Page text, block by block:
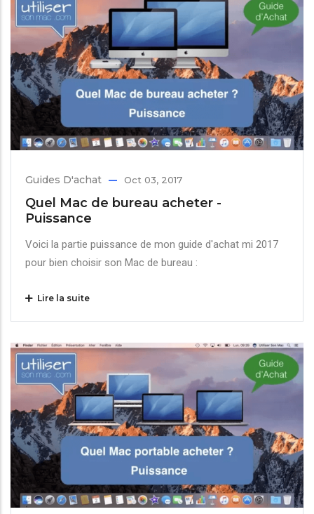
Guides D'achat Oct 03, 2017
Quel Mac de bureau acheter -
Puissance
Voici la partie puissance de mon guide d'achat mi 2017
pour bien choisir son Mac de bureau :
Lire la suite